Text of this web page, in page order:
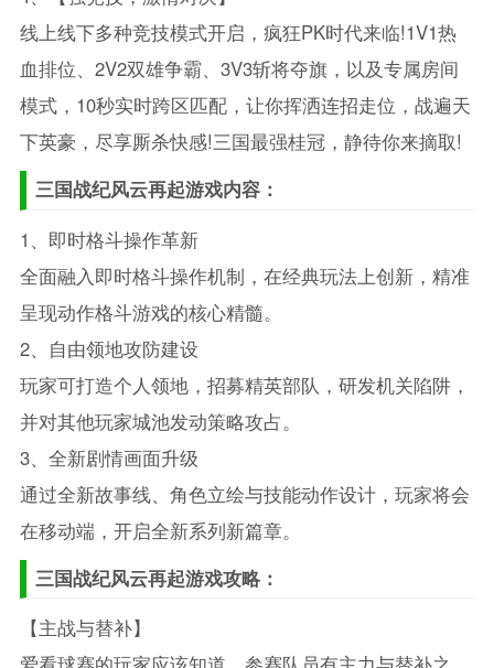
线上线下多种竞技模式开启，疯狂PK时代来临!1V1热
血排位、2V2双雄争霸、3V3斩将夺旗，以及专属房间
模式，10秒实时跨区匹配，让你挥洒连招走位，战遍天
下英豪，尽享厮杀快感!三国最强桂冠，静待你来摘取!
三国战纪风云再起游戏内容：
1、即时格斗操作革新
全面融入即时格斗操作机制，在经典玩法上创新，精准
呈现动作格斗游戏的核心精髓。
2、自由领地攻防建设
玩家可打造个人领地，招募精英部队，研发机关陷阱，
并对其他玩家城池发动策略攻占。
3、全新剧情画面升级
通过全新故事线、角色立绘与技能动作设计，玩家将会
在移动端，开启全新系列新篇章。
三国战纪风云再起游戏攻略：
【主战与替补】